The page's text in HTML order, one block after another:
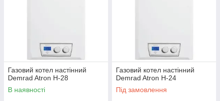
Газовий котел настінний
Demrad Atron H-28
В наявності
Газовий котел настінний
Demrad Atron H-24
Під замовлення